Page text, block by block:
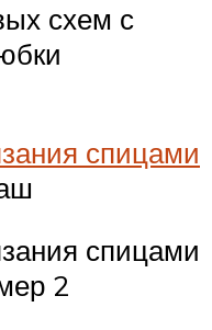
схем с
спицами
спицами
2